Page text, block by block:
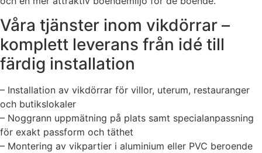
Våra tjänster inom vikdörrar –
komplett leverans från idé till
färdig installation
– Installation av vikdörrar för villor, uterum, restauranger
och butikslokaler
– Noggrann uppmätning på plats samt specialanpassning
för exakt passform och täthet
– Montering av vikpartier i aluminium eller PVC beroende